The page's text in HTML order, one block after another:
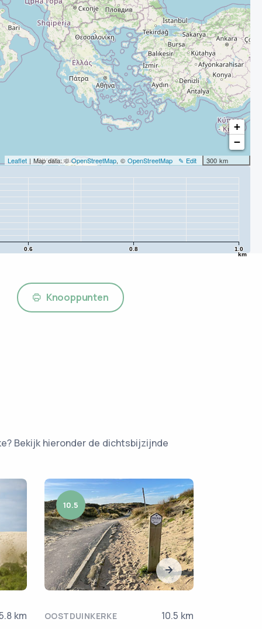
+
−
300 km
✎ Edit
Leaflet | Map data: ©OpenStreetMap, © OpenStreetMap
0.6 0.8 1.0
km
Knooppunten
Bekijk hieronder de dichtsbijzijnde
km
10.5
OOSTDUINKERKE
10.5 km